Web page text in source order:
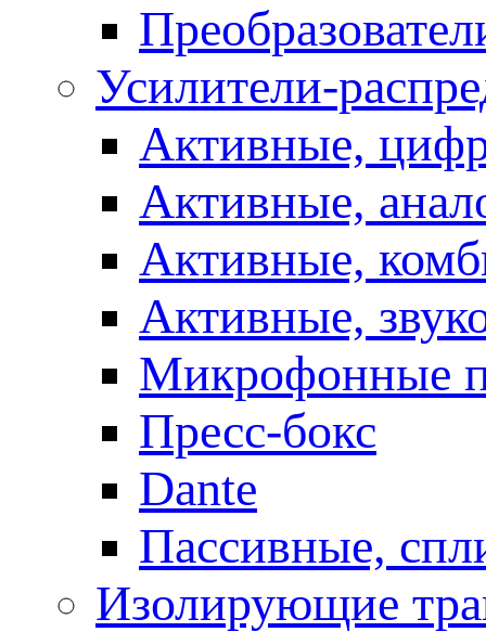
Усилители-
Активные,
Активные,
Активные,
Активные,
Микрофонные
Пресс-бокс
Dante
Пассивные,
Изолирующие